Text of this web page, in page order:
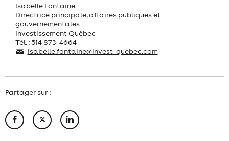
Isabelle Fontaine
Directrice principale, affaires publiques et
gouvernementales
Investissement Québec
Tél. : 514 873-4664
isabelle.fontaine@invest-quebec.com
Partager sur :